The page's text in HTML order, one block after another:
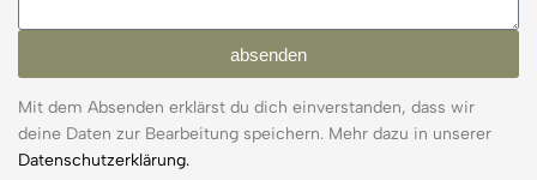
absenden
Mit dem Absenden erklärst du dich einverstanden, dass wir
deine Daten zur Bearbeitung speichern. Mehr dazu in unserer
Datenschutzerklärung.